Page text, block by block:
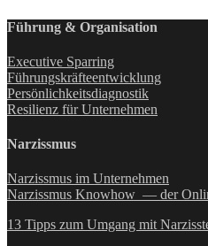
Führung & Organisation
Executive Sparring
Führungskräfteentwicklung
Persönlichkeitsdiagnostik
Resilienz für Unternehmen
Narzissmus
Narzissmus im Unternehmen
Narzissmus Knowhow — der
13 Tipps zum Umgang mit